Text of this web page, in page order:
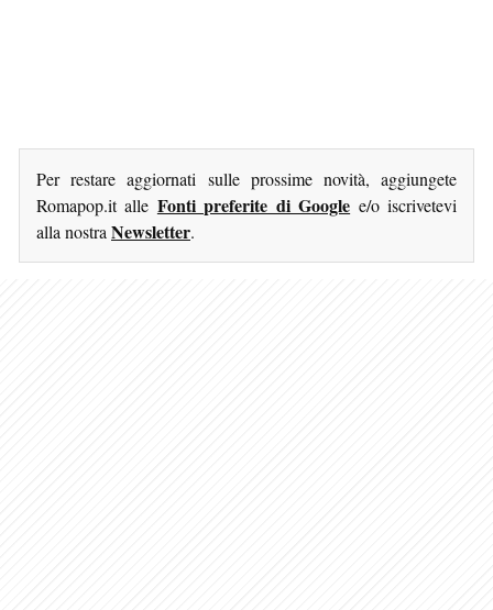
Per restare aggiornati sulle prossime novità, aggiungete
Romapop.it alle Fonti preferite di Google e/o iscrivetevi
alla nostra Newsletter.